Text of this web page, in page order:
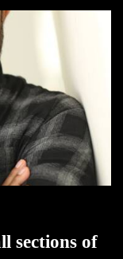
sections of